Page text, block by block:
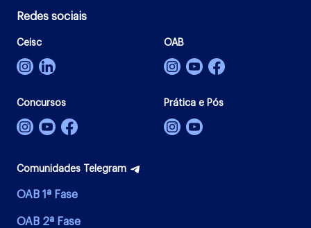
Redes sociais
Ceisc OAB
Concursos Prática e Pós
Comunidades Telegram
OAB 1ª Fase
OAB 2ª Fase